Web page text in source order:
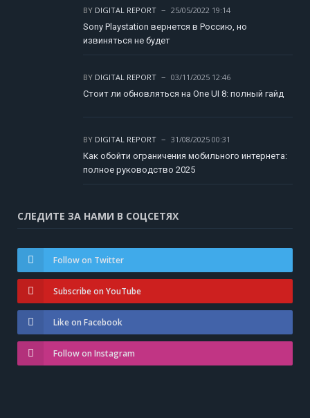
BY DIGITAL REPORT
25/05/2022 19:14
Sony Playstation вернется в Россию, но
извиняться не будет
BY DIGITAL REPORT
03/11/2025 12:46
Стоит ли обновляться на One UI 8: полный гайд
BY DIGITAL REPORT
31/08/2025 00:31
Как обойти ограничения мобильного интернета:
полное руководство 2025
СЛЕДИТЕ ЗА НАМИ В СОЦСЕТЯХ
Follow on Twitter
Subscribe on YouTube
Like on Facebook
Follow on Instagram